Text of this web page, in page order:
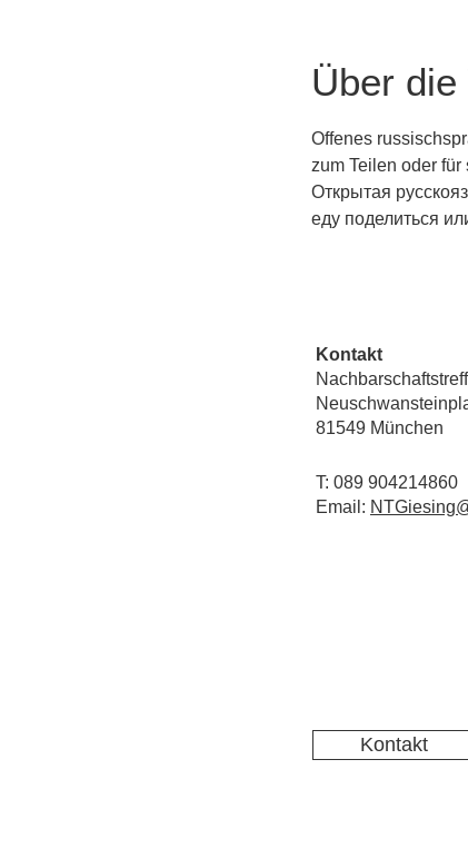
Über
Offenes
zum Teilen oder
Открытая
еду поделиться
Kontakt
81549 München
T: 089 904214860
Email:
Kontakt